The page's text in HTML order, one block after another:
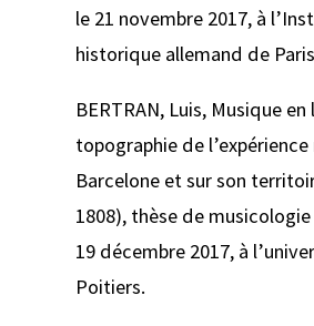
le 21 novembre 2017, à
historique allemand de
BERTRAN, Luis, Musique en
topographie de
Barcelone et sur son
1808), thèse de
19 décembre 2017, à
Poitiers.